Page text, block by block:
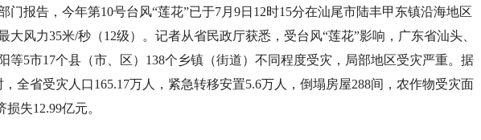
门报告，今年第10号台风“莲花”已于7月9日12时15分在汕尾市陆丰甲东镇沿海地区
大风力35米/秒（12级）。记者从省民政厅获悉，受台风“莲花”影响，广东省汕头、
等5市17个县（市、区）138个乡镇（街道）不同程度受灾，局部地区受灾严重。据
全省受灾人口165.17万人，紧急转移安置5.6万人，倒塌房屋288间，农作物受灾面
失12.99亿元。